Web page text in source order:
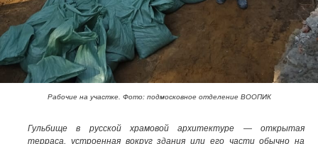
Рабочие на участке. Фото: подмосковное отделение ВООПИК
Гульбище в русской храмовой архитектуре — открытая
терраса, устроенная вокруг здания или его части обычно на